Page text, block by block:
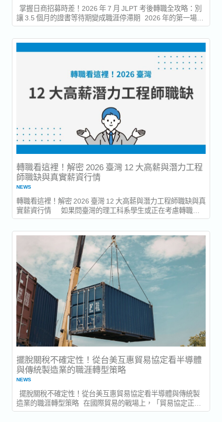
掌握日商招募時差！2026 年 7 月 JLPT 考後轉職全攻略：別
讓 3.5 個月的證書等待期變成職涯停滯期 2026 年的第一場
JLPT 日本語能力試驗已於 7 月 5...
轉職看這裡！解密 2026 臺灣 12 大高薪與潛力工程
師職缺與真實薪資行情
NEWS
轉職看這裡！解密 2026 臺灣 12 大高薪與潛力工程師職缺與真
實薪資行情 如果問臺灣的理工科系學生或正在考慮轉職的
技術人才：「哪種工程師工作最賺錢？」十之八九得到的回答
都會是「半導體」或「IC 設計」。 這個答案完全正確，但卻
不夠全面。從目前的就業市場來看，2026...
擺脫關稅不確定性！從台美互惠貿易協定看半導體
與傳統製造業的職涯轉型策略
NEWS
擺脫關稅不確定性！從台美互惠貿易協定看半導體與傳統製
造業的職涯轉型策略 在國際貿易的戰場上，「貿易協定正式
簽署」與「條款正式生效」其實是兩碼子事。而這兩個節點之